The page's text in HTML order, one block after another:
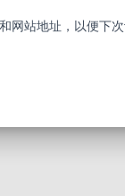
网站地址，以便下